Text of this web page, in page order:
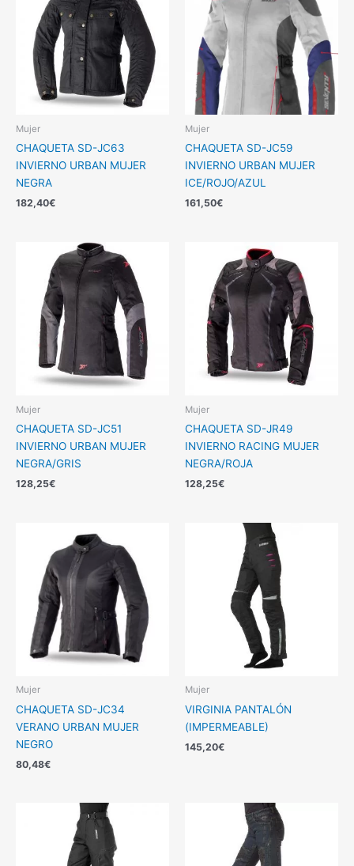
Mujer
CHAQUETA SD-JC63
INVIERNO URBAN MUJER
NEGRA
182,40€
Mujer
CHAQUETA SD-JC59
INVIERNO URBAN MUJER
ICE/ROJO/AZUL
161,50€
Mujer
CHAQUETA SD-JC51
INVIERNO URBAN MUJER
NEGRA/GRIS
128,25€
Mujer
CHAQUETA SD-JR49
INVIERNO RACING MUJER
NEGRA/ROJA
128,25€
Mujer
CHAQUETA SD-JC34
VERANO URBAN MUJER
NEGRO
80,48€
Mujer
VIRGINIA PANTALÓN
(IMPERMEABLE)
145,20€